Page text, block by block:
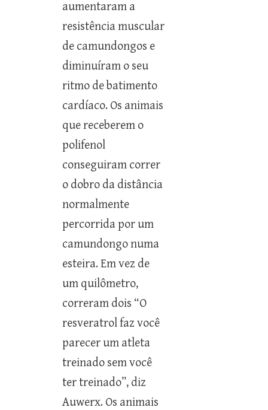
aumentaram a
resistência muscular
de camundongos e
diminuíram o seu
ritmo de batimento
cardíaco. Os animais
que receberem o
polifenol
conseguiram correr
o dobro da distância
normalmente
percorrida por um
camundongo numa
esteira. Em vez de
um quilômetro,
correram dois “O
resveratrol faz você
parecer um atleta
treinado sem você
ter treinado”, diz
Auwerx. Os animais